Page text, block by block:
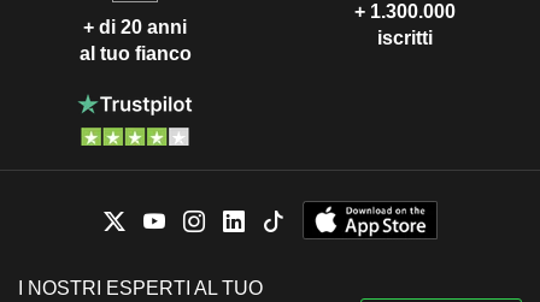
+ di 20 anni
al tuo fianco
+ 1.300.000
iscritti
I NOSTRI ESPERTI AL TUO